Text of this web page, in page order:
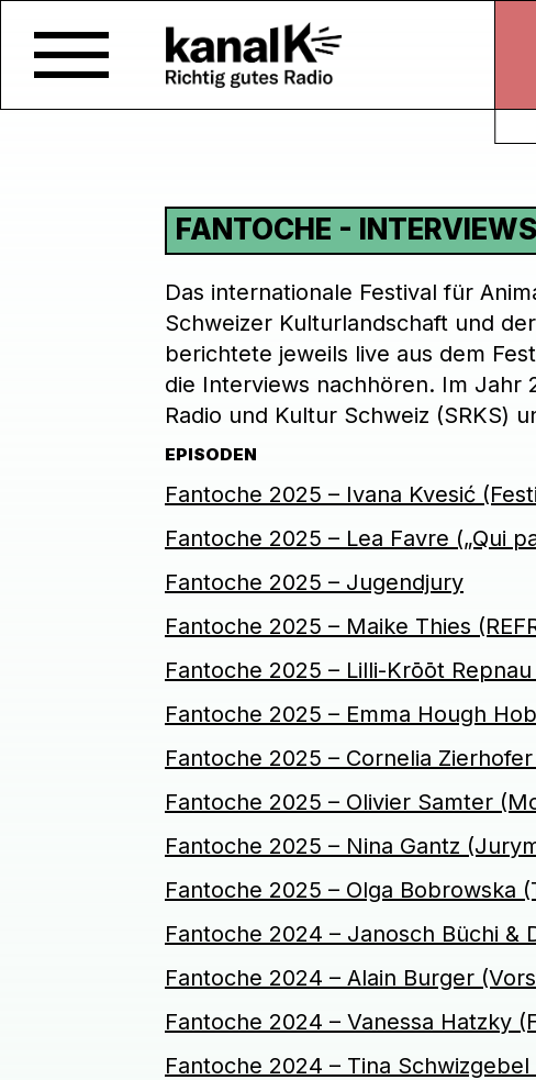
FANTOCHE - INTERVIEWS
Das internationale Festival für
Schweizer Kulturlandschaft und
berichtete jeweils live aus dem
die Interviews nachhören. Im
Radio und Kultur Schweiz (SRKS)
EPISODEN
Fantoche 2025 – Ivana Kvesić
Fantoche 2025 – Lea Favre („Qui
Fantoche 2025 – Jugendjury
Fantoche 2025 – Maike Thies
Fantoche 2025 – Lilli-Krōōt
Fantoche 2025 – Emma Hough
Fantoche 2025 – Cornelia
Fantoche 2025 – Olivier Samter
Fantoche 2025 – Nina Gantz
Fantoche 2025 – Olga Bobrowska
Fantoche 2024 – Janosch Büchi &
Fantoche 2024 – Alain Burger
Fantoche 2024 – Vanessa Hatzky
Fantoche 2024 – Tina